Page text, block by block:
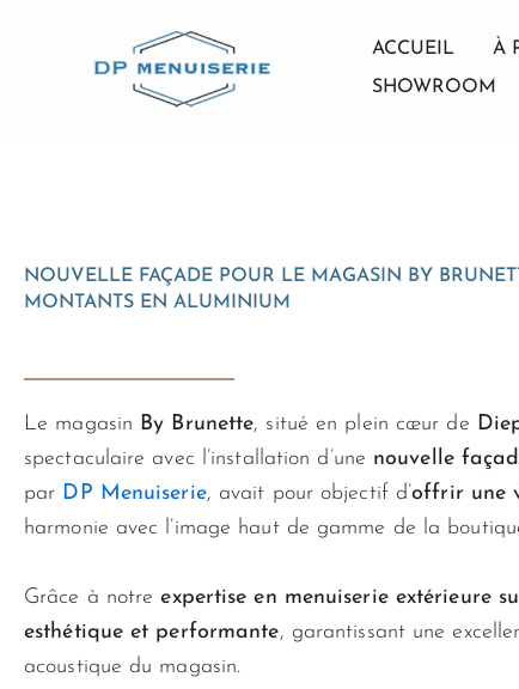
ACCUEIL À
SHOWROOM
NOUVELLE FAÇADE POUR LE MAGASIN BY
MONTANTS EN ALUMINIUM
Le magasin By Brunette, situé en plein cœur de
spectaculaire avec l’installation d’une nouvelle
par DP Menuiserie, avait pour objectif d’offrir une
harmonie avec l’image haut de gamme de la
Grâce à notreexpertise en menuiserie extérieure
esthétique et performante, garantissant une
acoustique du magasin.